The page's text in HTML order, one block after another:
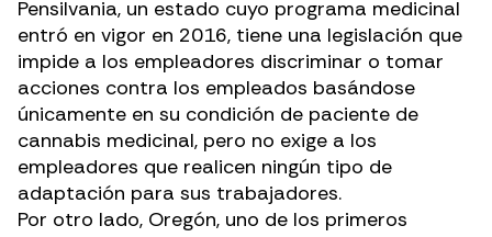
Pensilvania, un estado cuyo programa medicinal
entró en vigor en 2016, tiene una legislación que
impide a los empleadores discriminar o tomar
acciones contra los empleados basándose
únicamente en su condición de paciente de
cannabis medicinal, pero no exige a los
empleadores que realicen ningún tipo de
adaptación para sus trabajadores.
Por otro lado, Oregón, uno de los primeros